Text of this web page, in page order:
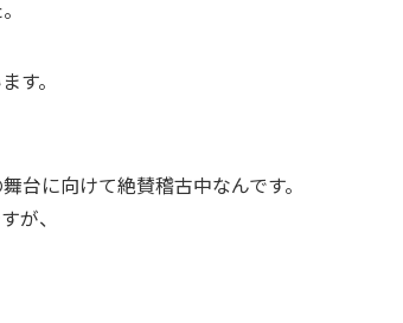
す。
台に向けて絶賛稽古中なんです。
が、